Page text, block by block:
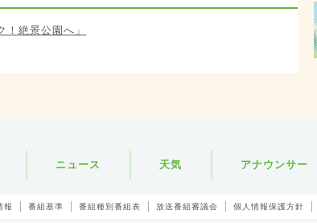
絶景公園へ」
ニュース 天気 アナウンサー
報 番組基準 番組種別番組表 放送番組審議会 個人情報保護方針